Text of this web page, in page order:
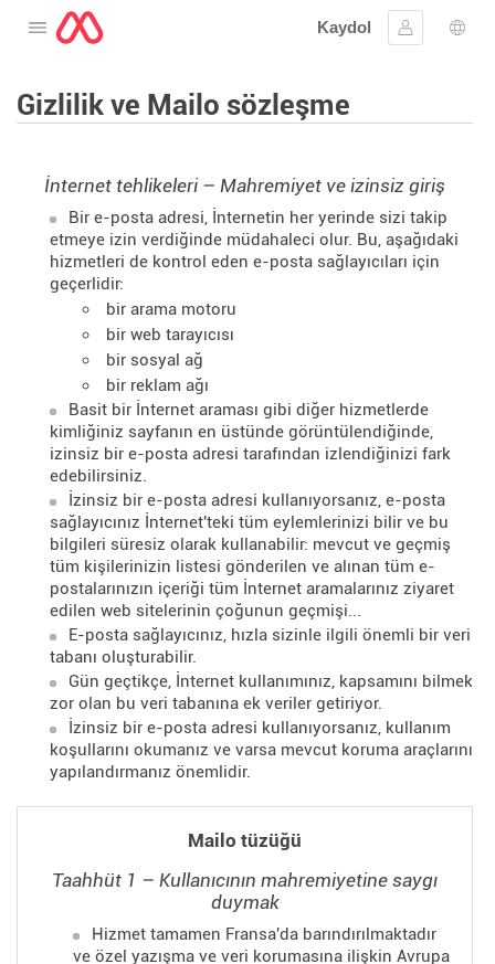
Menüyü aç
Kaydol
Oturum aç
Dil
Gizlilik ve Mailo sözleşme
İnternet tehlikeleri – Mahremiyet ve izinsiz giriş
Bir e-posta adresi, İnternetin her yerinde sizi takip
etmeye izin verdiğinde müdahaleci olur. Bu, aşağıdaki
hizmetleri de kontrol eden e-posta sağlayıcıları için
geçerlidir:
bir arama motoru
bir web tarayıcısı
bir sosyal ağ
bir reklam ağı
Basit bir İnternet araması gibi diğer hizmetlerde
kimliğiniz sayfanın en üstünde görüntülendiğinde,
izinsiz bir e-posta adresi tarafından izlendiğinizi fark
edebilirsiniz.
İzinsiz bir e-posta adresi kullanıyorsanız, e-posta
sağlayıcınız İnternet'teki tüm eylemlerinizi bilir ve bu
bilgileri süresiz olarak kullanabilir: mevcut ve geçmiş
tüm kişilerinizin listesi gönderilen ve alınan tüm e-
postalarınızın içeriği tüm İnternet aramalarınız ziyaret
edilen web sitelerinin çoğunun geçmişi...
E-posta sağlayıcınız, hızla sizinle ilgili önemli bir veri
tabanı oluşturabilir.
Gün geçtikçe, İnternet kullanımınız, kapsamını bilmek
zor olan bu veri tabanına ek veriler getiriyor.
İzinsiz bir e-posta adresi kullanıyorsanız, kullanım
koşullarını okumanız ve varsa mevcut koruma araçlarını
yapılandırmanız önemlidir.
Mailo tüzüğü
Taahhüt 1 – Kullanıcının mahremiyetine saygı
duymak
Hizmet tamamen Fransa'da barındırılmaktadır
ve özel yazışma ve veri korumasına ilişkin Avrupa